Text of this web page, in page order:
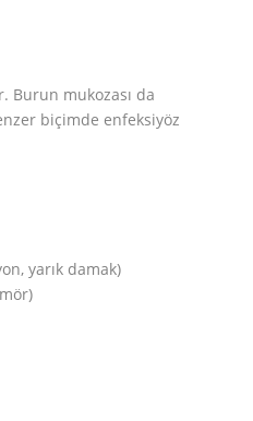
Burun mukozası da
biçimde enfeksiyöz
yarık damak)